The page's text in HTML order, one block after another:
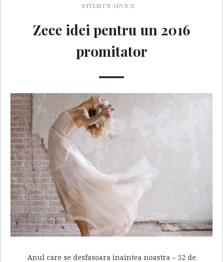
STYLIST'S ADVICE
Zece idei pentru un 2016
promitator
Anul care se desfasoara inaintea noastra – 52 de